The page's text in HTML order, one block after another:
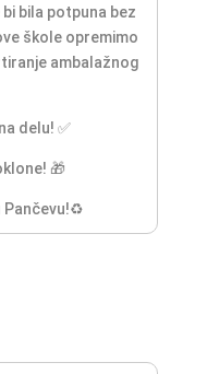
bi bila potpuna bez
škole opremimo
ambalažnog
delu! ✅
🎁
Pančevu!♻️